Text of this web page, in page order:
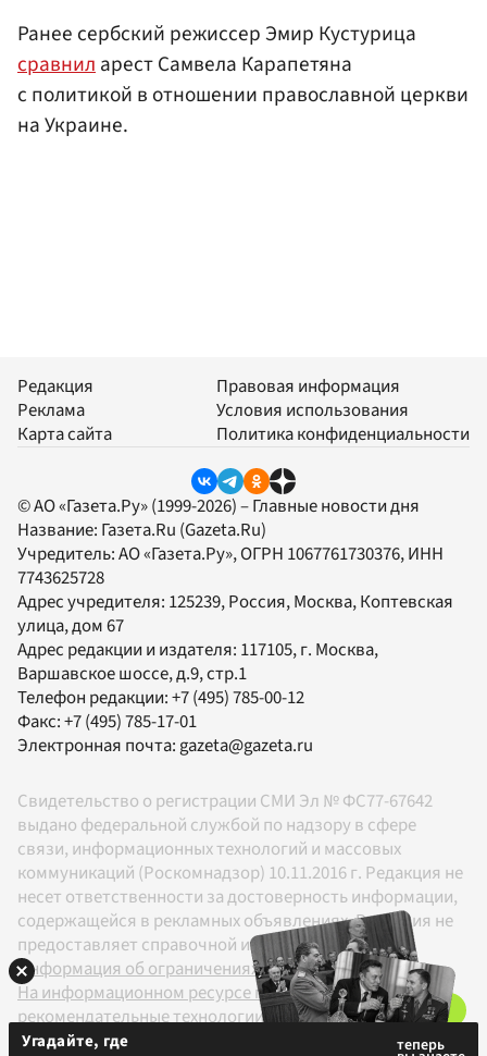
Ранее сербский режиссер Эмир Кустурица
сравниларест Самвела Карапетяна
с политикой в отношении православной церкви
на Украине.
Редакция
Реклама
Карта сайта
Правовая информация
Условия использования
Политика конфиденциальности
© АО «Газета.Ру» (1999-2026) – Главные новости дня
Название: Газета.Ru (Gazeta.Ru)
Учредитель:АО «Газета.Ру», ОГРН 1067761730376, ИНН
7743625728
Адрес учредителя: 125239, Россия, Москва, Коптевская
улица, дом 67
Адрес редакции и издателя: 117105, г. Москва,
Варшавское шоссе, д.9, стр.1
Телефон редакции:+7 (495) 785-00-12
Факс:+7 (495) 785-17-01
Электронная почта: gazeta@gazeta.ru
Свидетельство о регистрации СМИ Эл № ФС77-67642
выдано федеральной службой по надзору в сфере
связи, информационных технологий и массовых
коммуникаций (Роскомнадзор) 10.11.2016 г. Редакция не
несет ответственности за достоверность информации,
содержащейся в рекламных объявлениях. Редакция не
предоставляет справочной информации.
Информация об ограничениях
На информационном ресурсе применяются
рекомендательные технологии в соответствии с
Правилами
Угадайте, где